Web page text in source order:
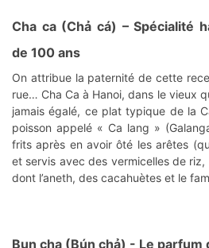
Cha ca (Chả cá) – Spécialité
de 100 ans
On attribue la paternité de cette
rue… Cha Ca à Hanoi, dans le vieux
jamais égalé, ce plat typique de la
poisson appelé « Ca lang »
frits après en avoir ôté les arêtes
et servis avec des vermicelles de
dont l’aneth, des cacahuètes et le
Bun cha (Bún chả) - Le parfum